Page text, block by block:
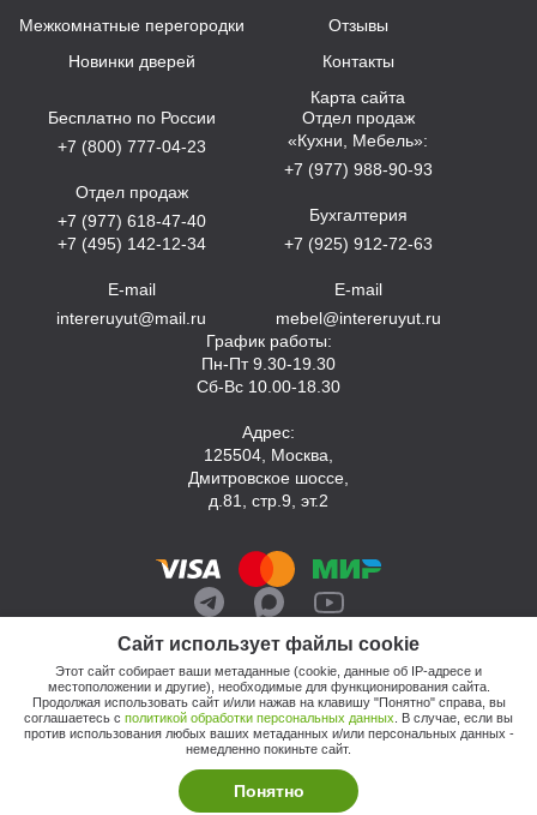
Сайт использует файлы cookie
Этот сайт собирает ваши метаданные (cookie, данные об IP-адресе и
местоположении и другие), необходимые для функционирования сайта.
Продолжая использовать сайт и/или нажав на клавишу "Понятно" справа, вы
соглашаетесь с политикой обработки персональных данных . В случае, если вы
против использования любых ваших метаданных и/или персональных данных -
немедленно покиньте сайт.
Понятно
Межкомнатные перегородки
Новинки дверей
Отзывы
Контакты
Карта сайта
Бесплатно по России
+7 (800) 777-04-23
Отдел продаж
+7 (977) 618-47-40
+7 (495) 142-12-34
E-mail
intereruyut@mail.ru
Отдел продаж
«Кухни, Мебель»:
+7 (977) 988-90-93
Бухгалтерия
+7 (925) 912-72-63
E-mail
mebel@intereruyut.ru
График работы:
Пн-Пт 9.30-19.30
Сб-Вс 10.00-18.30
Адрес:
125504, Москва,
Дмитровское шоссе,
д.81, стр.9, эт.2
© 2026, Компания «Интерьер Уют»
Политика обработки персональных данных
Этот сайт продвигает: Кузнецов Анатолий